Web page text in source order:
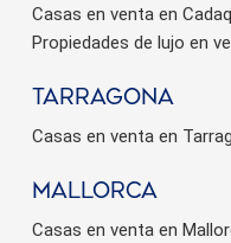
Casas en venta en
Propiedades de lujo en
Tarragona
Casas en venta en
Mallorca
Casas en venta en